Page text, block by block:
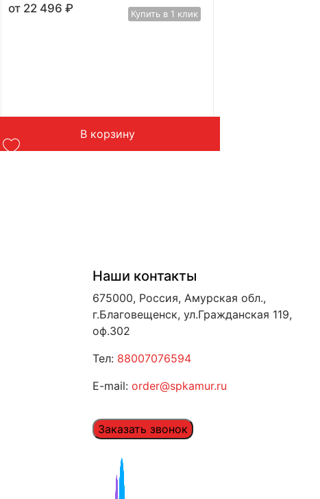
22 496₽ Купить в 1 клик
В корзину
Наши контакты
675000, Россия, Амурская обл.,
г.Благовещенск, ул.Гражданская 119,
оф.302
Тел: 88007076594
E-mail: order@spkamur.ru
Заказать звонок